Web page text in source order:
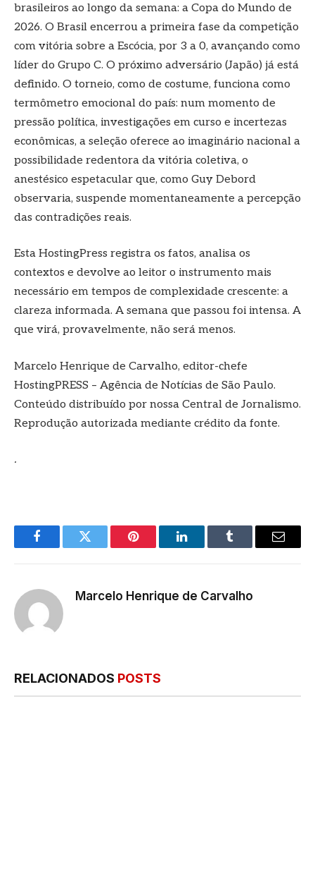
brasileiros ao longo da semana: a Copa do Mundo de
2026. O Brasil encerrou a primeira fase da competição
com vitória sobre a Escócia, por 3 a 0, avançando como
líder do Grupo C. O próximo adversário (Japão) já está
definido. O torneio, como de costume, funciona como
termômetro emocional do país: num momento de
pressão política, investigações em curso e incertezas
econômicas, a seleção oferece ao imaginário nacional a
possibilidade redentora da vitória coletiva, o
anestésico espetacular que, como Guy Debord
observaria, suspende momentaneamente a percepção
das contradições reais.
Esta HostingPress registra os fatos, analisa os
contextos e devolve ao leitor o instrumento mais
necessário em tempos de complexidade crescente: a
clareza informada. A semana que passou foi intensa. A
que virá, provavelmente, não será menos.
Marcelo Henrique de Carvalho, editor-chefe
HostingPRESS – Agência de Notícias de São Paulo.
Conteúdo distribuído por nossa Central de Jornalismo.
Reprodução autorizada mediante crédito da fonte.
.
FacebookTwitter Pinterest LinkedInTumblr
E-
Marcelo Henrique de Carvalho
RELACIONADOS POSTS